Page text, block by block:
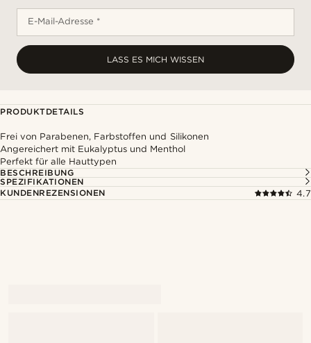
E-Mail-Adresse *
LASS ES MICH WISSEN
PRODUKTDETAILS
Frei von Parabenen, Farbstoffen und Silikonen
Angereichert mit Eukalyptus und Menthol
Perfekt für alle Hauttypen
BESCHREIBUNG
SPEZIFIKATIONEN
KUNDENREZENSIONEN
4.7